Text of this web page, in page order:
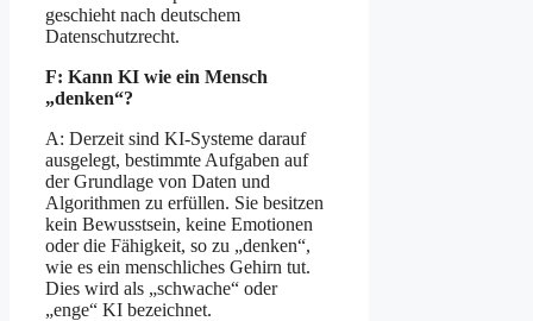
geschieht nach deutschem
Datenschutzrecht.
F: Kann KI wie ein Mensch
„denken“?
A: Derzeit sind KI-Systeme darauf
ausgelegt, bestimmte Aufgaben auf
der Grundlage von Daten und
Algorithmen zu erfüllen. Sie besitzen
kein Bewusstsein, keine Emotionen
oder die Fähigkeit, so zu „denken“,
wie es ein menschliches Gehirn tut.
Dies wird als „schwache“ oder
„enge“ KI bezeichnet.